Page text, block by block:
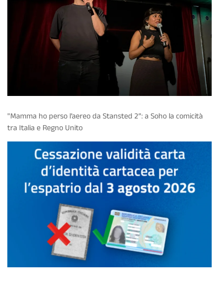
"Mamma ho perso l’aereo da Stansted 2”: a Soho la comicità
tra Italia e Regno Unito